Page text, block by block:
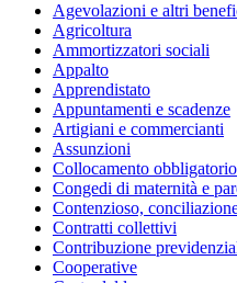
Agevolazioni e altri
Agricoltura
Ammortizzatori sociali
Appalto
Apprendistato
Appuntamenti e scadenze
Artigiani e commercianti
Assunzioni
Collocamento obbligatorio
Congedi di maternità e
Contenzioso,
Contratti collettivi
Contribuzione
Cooperative